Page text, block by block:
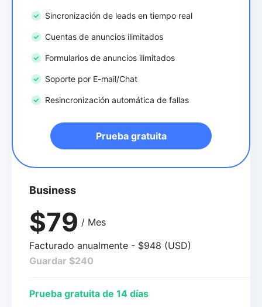
Sincronización de leads en tiempo real
Cuentas de anuncios ilimitados
Formularios de anuncios ilimitados
Soporte por E-mail/Chat
Resincronización automática de fallas
Prueba gratuita
Business
$79 / Mes
Facturado anualmente - $948 (USD)
Guardar $240
Prueba gratuita de 14 días